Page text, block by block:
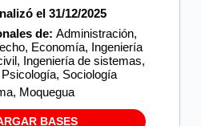
el 31/12/2025
de: Administración,
Economía, Ingeniería
Ingeniería de sistemas,
Sociología
Moquegua
BASES